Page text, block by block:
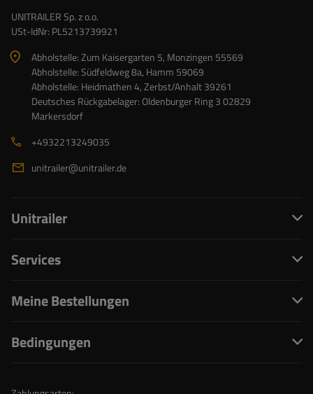
UNITRAILER Sp. z o.o.
USt-IdNr: PL5213739921
Abholstelle: Zum Kaisergarten 5, Monzingen 55569
Abholstelle: Südfeldweg 8a, Hamm 59069
Abholstelle: Heidmathen 4, Zerbst/Anhalt 39261
Deutsches Rückgabelager: Oldenburger Ring 3 02829
Markersdorf
+4932213249035
unitrailer@unitrailer.de
Unitrailer
Services
Meine Bestellungen
Bedingungen